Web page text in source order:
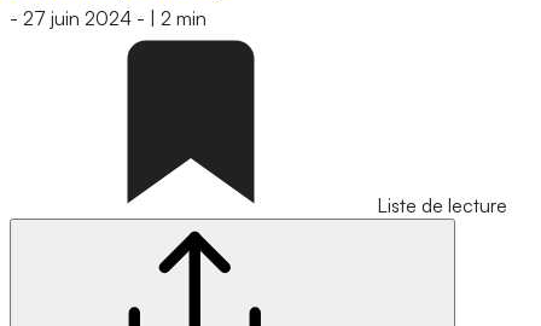
- 27 juin 2024 - 2 min
Liste de lecture